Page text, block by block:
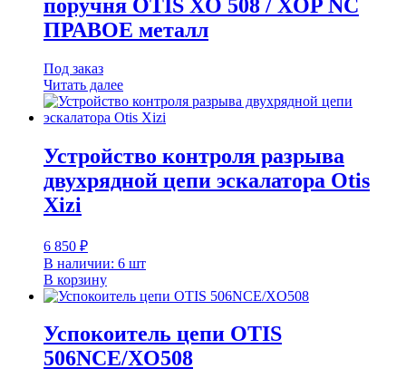
поручня OTIS XO 508 / XOP NC
ПРАВОЕ металл
Под заказ
Читать далее
Устройство контроля разрыва
двухрядной цепи эскалатора Otis
Xizi
6 850 ₽
В наличии: 6 шт
В корзину
Успокоитель цепи OTIS
506NCE/XO508